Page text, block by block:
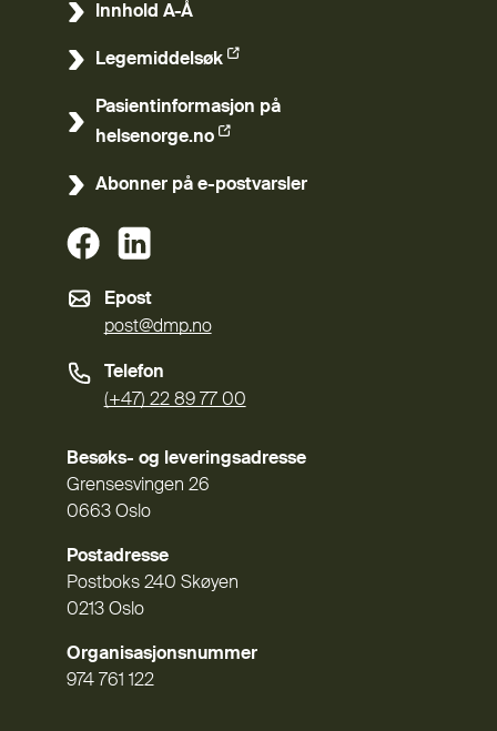
Innhold A-Å
Legemiddelsøk
(Ekstern lenke)
Pasientinformasjon på
helsenorge.no
(Ekstern lenke)
Abonner på e-postvarsler
(Ekstern lenke)
Epost
post@dmp.no
Telefon
(+47) 22 89 77 00
Besøks- og leveringsadresse
Grensesvingen 26
0663 Oslo
Postadresse
Postboks 240 Skøyen
0213 Oslo
Organisasjonsnummer
974 761 122